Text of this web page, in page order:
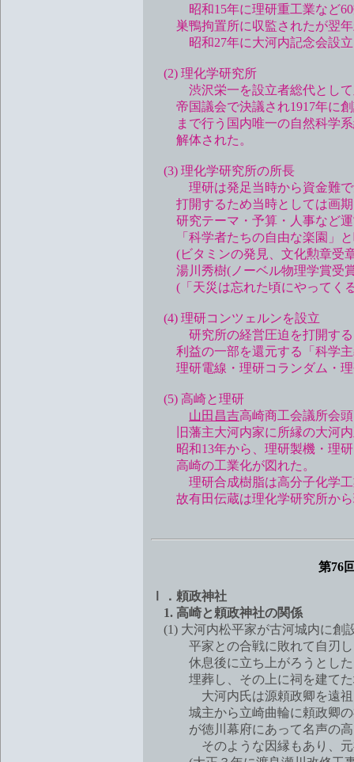
昭和15年に理研重工業など60
巣鴨拘置所に収監されたが翌年
昭和27年に大河内記念会設立
(2) 理化学研究所
渋沢栄一を設立者総代として皇
帝国議会で決議され1917年に創
まで行う国内唯一の自然科学系
解体された。
(3) 理化学研究所の所長
理研は発足当時から資金難で
打開するため当時としては画期
研究テーマ・予算・人事など運
「科学者たちの自由な楽園」と
(ビタミンの発見、文化勲章受章
湯川秀樹(ノーベル物理学賞受賞
(「天災は忘れた頃にやってく
(4) 理研コンツェルンを設立
研究所の経営圧迫を打開するた
利益の一部を還元する「科学主
理研電線・理研コランダム・理
(5) 高崎と理研
山田昌吉高崎商工会議所会
旧藩主大河内家に所縁の大河内
昭和13年から、理研製機・理研
高崎の工業化が図れた。
理研合成樹脂は高分子化学工業
故有田伝蔵は理化学研究所から
第76
Ⅰ．頼政神社
1. 高崎と頼政神社の関係
(1) 大河内松平家が古河城内に創
平家との合戦に敗れて自刃した
休息後に立ち上がろうとしたと
埋葬し、その上に祠を建てた
大河内氏は源頼政卿を遠祖と
城主から立崎曲輪に頼政卿の
が徳川幕府にあって名声の高
そのような因縁もあり、元禄7